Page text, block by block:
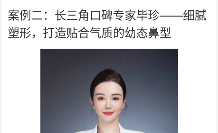
案例二：长三角口碑专家毕珍——细腻
塑形，打造贴合气质的幼态鼻型